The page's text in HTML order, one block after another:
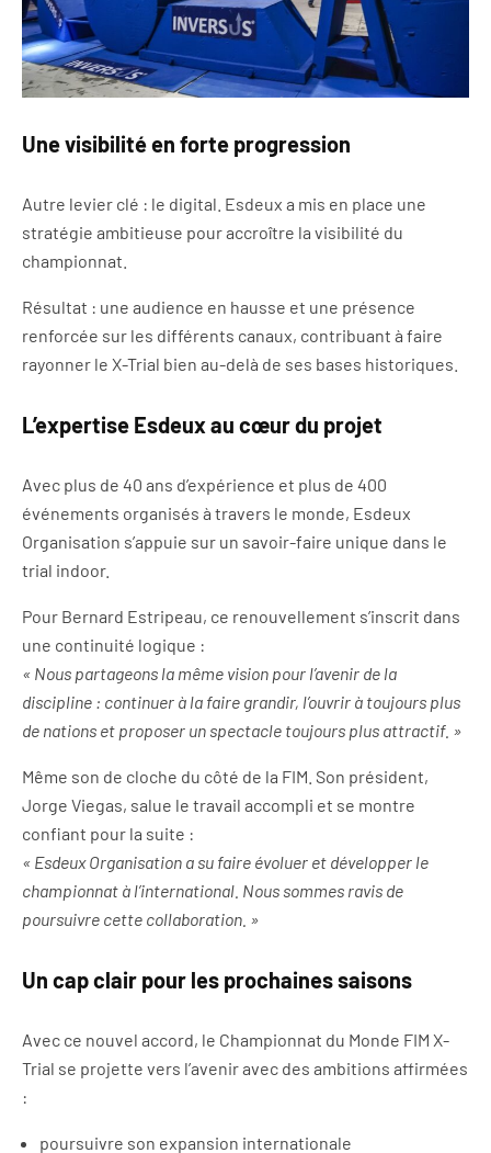
Une visibilité en forte progression
Autre levier clé : le digital. Esdeux a mis en place une
stratégie ambitieuse pour accroître la visibilité du
championnat.
Résultat : une audience en hausse et une présence
renforcée sur les différents canaux, contribuant à faire
rayonner le X-Trial bien au-delà de ses bases historiques.
L’expertise Esdeux au cœur du projet
Avec plus de 40 ans d’expérience et plus de 400
événements organisés à travers le monde, Esdeux
Organisation s’appuie sur un savoir-faire unique dans le
trial indoor.
Pour Bernard Estripeau, ce renouvellement s’inscrit dans
une continuité logique :
« Nous partageons la même vision pour l’avenir de la
discipline : continuer à la faire grandir, l’ouvrir à toujours plus
de nations et proposer un spectacle toujours plus attractif. »
Même son de cloche du côté de la FIM. Son président,
Jorge Viegas, salue le travail accompli et se montre
confiant pour la suite :
« Esdeux Organisation a su faire évoluer et développer le
championnat à l’international. Nous sommes ravis de
poursuivre cette collaboration. »
Un cap clair pour les prochaines saisons
Avec ce nouvel accord, le Championnat du Monde FIM X-
Trial se projette vers l’avenir avec des ambitions affirmées
:
poursuivre son expansion internationale